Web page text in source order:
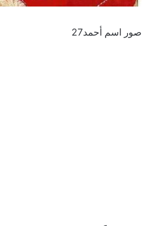
صور اسم أحمد27